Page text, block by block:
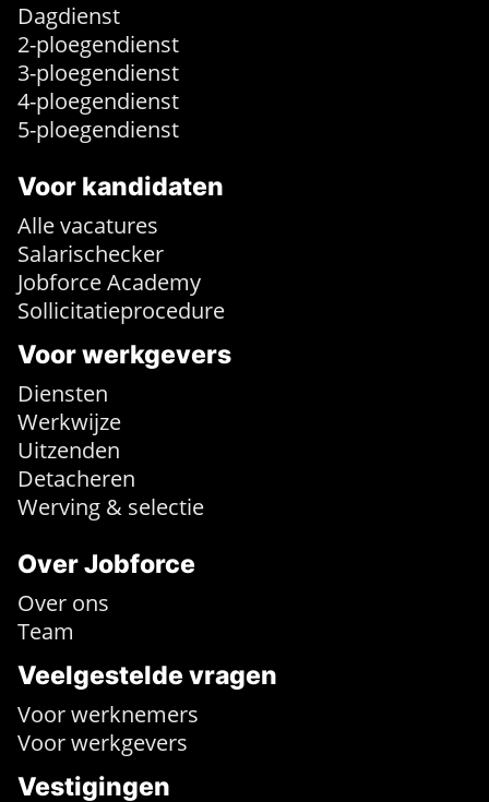
Dagdienst
2-ploegendienst
3-ploegendienst
4-ploegendienst
5-ploegendienst
Voor kandidaten
Alle vacatures
Salarischecker
Jobforce Academy
Sollicitatieprocedure
Voor werkgevers
Diensten
Werkwijze
Uitzenden
Detacheren
Werving & selectie
Over Jobforce
Over ons
Team
Veelgestelde vragen
Voor werknemers
Voor werkgevers
Vestigingen